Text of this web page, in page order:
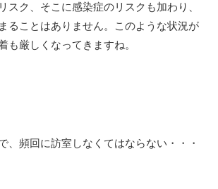
スク、そこに感染症のリスクも加わり、
ることはありません。このような状況が
も厳しくなってきますね。
、頻回に訪室しなくてはならない・・・